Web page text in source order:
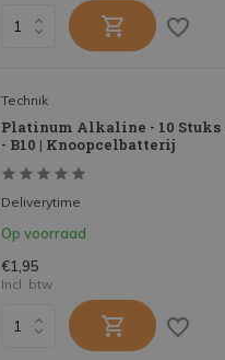
Technik
Platinum Alkaline - 10 Stuks -
- B10 | Knoopcelbatterij
Deliverytime
Op voorraad
€1,95
Incl. btw